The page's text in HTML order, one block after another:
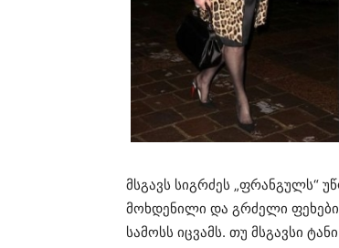
მსგავს სიგრძეს „ფრანგულს“
მოხდენილი და გრძელი ფეხები
სამოსს იცვამს. თუ მსგავსი